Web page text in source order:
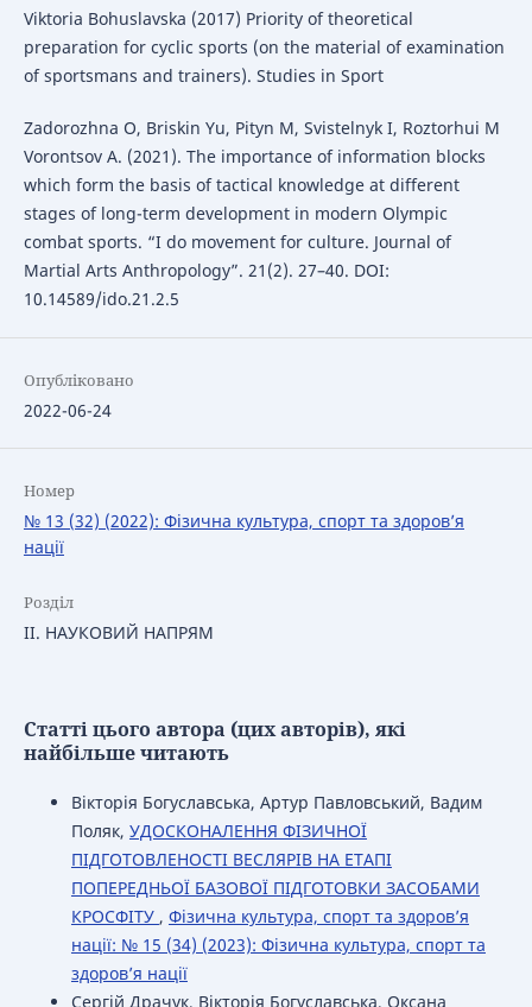
Viktoria Bohuslavska (2017) Priority of theoretical
preparation for cyclic sports (on the material of examination
of sportsmans and trainers). Studies in Sport
Zadorozhna O, Briskin Yu, Pityn M, Svistelnyk I, Roztorhui M
Vorontsov A. (2021). The importance of information blocks
which form the basis of tactical knowledge at different
stages of long-term development in modern Olympic
combat sports. “I do movement for culture. Journal of
Martial Arts Anthropology”. 21(2). 27–40. DOI:
10.14589/ido.21.2.5
Опубліковано
2022-06-24
Номер
№ 13 (32) (2022): Фізична культура, спорт та здоров’я
нації
Розділ
IІ. НАУКОВИЙ НАПРЯМ
Статті цього автора (цих авторів), які
найбільше читають
Вікторія Богуславська, Артур Павловський, Вадим
Поляк, УДОСКОНАЛЕННЯ ФІЗИЧНОЇ
ПІДГОТОВЛЕНОСТІ ВЕСЛЯРІВ НА ЕТАПІ
ПОПЕРЕДНЬОЇ БАЗОВОЇ ПІДГОТОВКИ ЗАСОБАМИ
КРОСФІТУ , Фізична культура, спорт та здоров’я
нації: № 15 (34) (2023): Фізична культура, спорт та
здоров’я нації
Сергій Драчук, Вікторія Богуславська, Оксана